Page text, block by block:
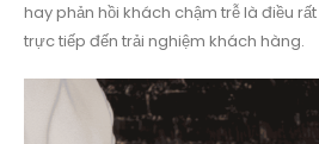
hay phản hồi khách chậm trễ là điều
trực tiếp đến trải nghiệm khách hàng.